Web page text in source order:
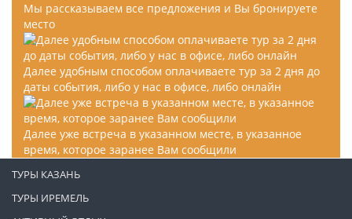
Мы рассказываем все предложения и Вы бронируете
место
Далее удобным способом оплачиваете тур за 2 дня до
даты события, либо у нас в офисе, либо онлайн
Далее уже встреча в указанном месте, в указанное
время, которое заранее Вам сообщили
ТУРЫ КАЗАНЬ
ТУРЫ ИРЕМЕЛЬ